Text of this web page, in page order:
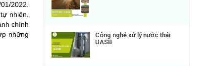
2022.
nhiên.
chính
những
Công nghệ xử lý nước thải
UASB